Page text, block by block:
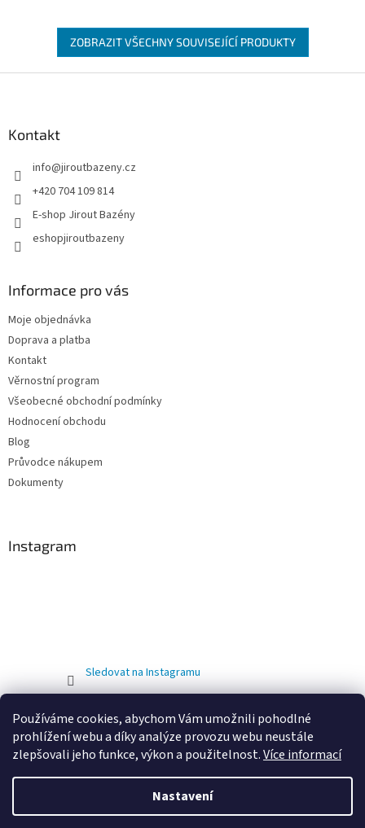
Používáme cookies, abychom Vám umožnili pohodlné
prohlížení webu a díky analýze provozu webu neustále
zlepšovali jeho funkce, výkon a použitelnost.Více informací
Nastavení
ZOBRAZIT VŠECHNY SOUVISEJÍCÍ PRODUKTY
Kontakt
info@jiroutbazeny.cz
+420 704 109 814
E-shop Jirout Bazény
eshopjiroutbazeny
Informace pro vás
Moje objednávka
Doprava a platba
Kontakt
Věrnostní program
Všeobecné obchodní podmínky
Hodnocení obchodu
Blog
Průvodce nákupem
Dokumenty
Instagram
Sledovat na Instagramu
Vytvořil Shoptet